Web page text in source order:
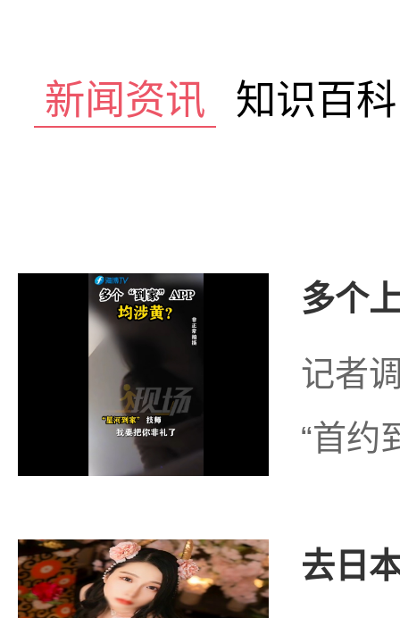
新闻资讯 知识百科
多个
记者
“首约
去日